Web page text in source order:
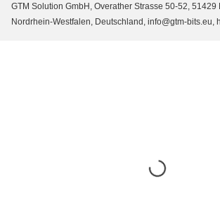
GTM Solution GmbH, Overather Strasse 50-52, 51429
Nordrhein-Westfalen, Deutschland, info@gtm-bits.eu,